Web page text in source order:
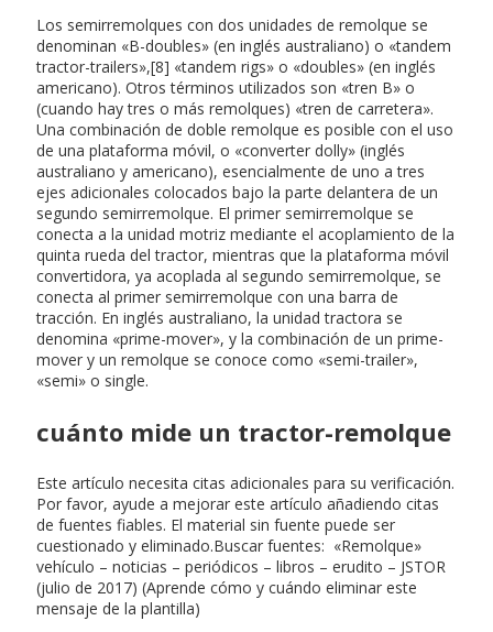
Los semirremolques con dos unidades de remolque se
denominan «B-doubles» (en inglés australiano) o «tandem
tractor-trailers»,[8] «tandem rigs» o «doubles» (en inglés
americano). Otros términos utilizados son «tren B» o
(cuando hay tres o más remolques) «tren de carretera».
Una combinación de doble remolque es posible con el uso
de una plataforma móvil, o «converter dolly» (inglés
australiano y americano), esencialmente de uno a tres
ejes adicionales colocados bajo la parte delantera de un
segundo semirremolque. El primer semirremolque se
conecta a la unidad motriz mediante el acoplamiento de la
quinta rueda del tractor, mientras que la plataforma móvil
convertidora, ya acoplada al segundo semirremolque, se
conecta al primer semirremolque con una barra de
tracción. En inglés australiano, la unidad tractora se
denomina «prime-mover», y la combinación de un prime-
mover y un remolque se conoce como «semi-trailer»,
«semi» o single.
cuánto mide un tractor-remolque
Este artículo necesita citas adicionales para su verificación.
Por favor, ayude a mejorar este artículo añadiendo citas
de fuentes fiables. El material sin fuente puede ser
cuestionado y eliminado.Buscar fuentes: «Remolque»
vehículo – noticias – periódicos – libros – erudito – JSTOR
(julio de 2017) (Aprende cómo y cuándo eliminar este
mensaje de la plantilla)